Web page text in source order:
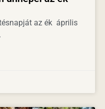
az ék április